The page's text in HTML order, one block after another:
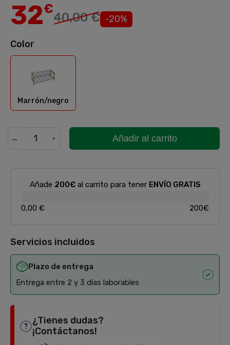
32€
40,00 € -20%
Color
Marrón/negro
Marrón/negro
Añadir al carrito
Añade 200€al carrito para tener ENVÍO GRATIS
0,00 € 200€
Servicios incluidos
Plazo de entrega
Entrega entre 2 y 3 días laborables
¿Tienes dudas?
¡Contáctanos!